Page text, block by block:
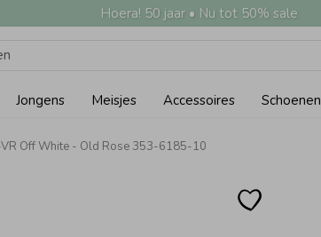
Hoera! 50 jaar • Nu tot 50% sale
Jongens Meisjes Accessoires Schoenen
Off White - Old Rose 353-6185-10